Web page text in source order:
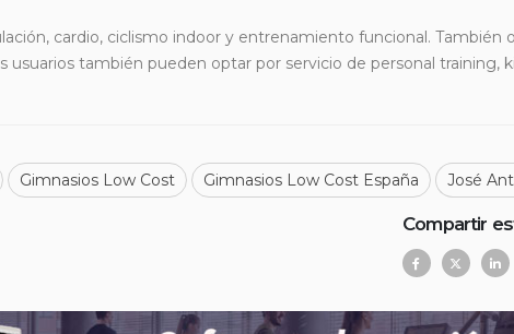
cardio, ciclismo indoor y entrenamiento funcional. También
usuarios también pueden optar por servicio de personal training,
Gimnasios Low Cost Gimnasios Low Cost España José
Compartir